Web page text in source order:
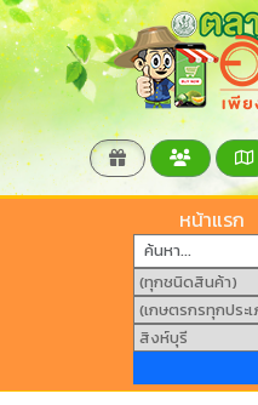
หน้าแรก